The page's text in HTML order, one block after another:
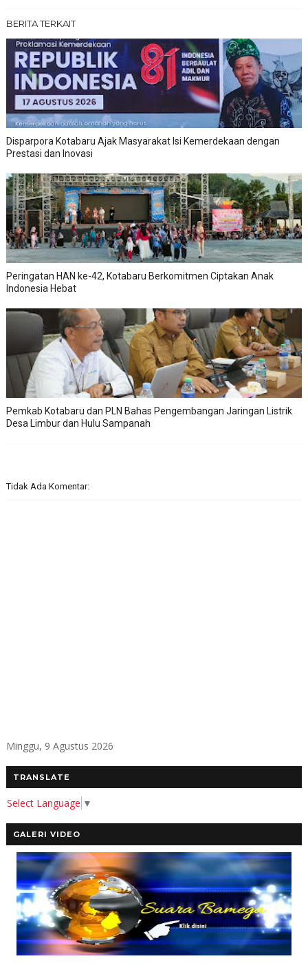
BERITA TERKAIT
Disparpora Kotabaru Ajak Masyarakat Isi Kemerdekaan dengan
Prestasi dan Inovasi
Peringatan HAN ke-42, Kotabaru Berkomitmen Ciptakan Anak
Indonesia Hebat
Pemkab Kotabaru dan PLN Bahas Pengembangan Jaringan Listrik
Desa Limbur dan Hulu Sampanah
Tidak Ada Komentar:
Minggu, 9 Agustus 2026
TRANSLATE
Select Language ▼
GALERI VIDEO